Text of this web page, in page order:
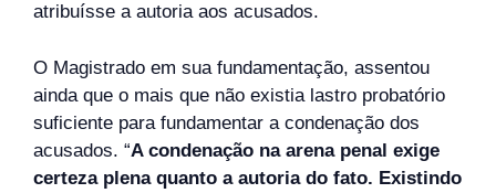
atribuísse a autoria aos acusados.
O Magistrado em sua fundamentação, assentou
ainda que o mais que não existia lastro probatório
suficiente para fundamentar a condenação dos
acusados. “A condenação na arena penal exige
certeza plena quanto a autoria do fato. Existindo